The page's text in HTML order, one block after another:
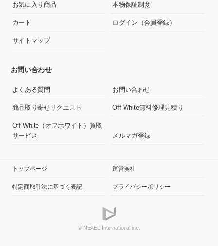
お気に入り商品 本物保証制度
カート ログイン（会員登録）
サイトマップ
お問い合わせ
よくある質問 お問い合わせ
商品取り寄せリクエスト Off-White無料修理見積り
Off-White（オフホワイト）買取
サービス
メルマガ登録
トップページ 運営会社
特定商取引法に基づく表記 プライバシーポリシー
© NEXEL International inc.